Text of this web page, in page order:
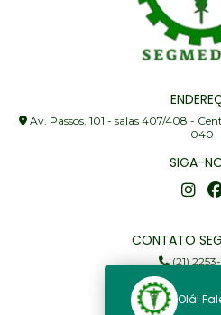
Av. Passos, 101 - salas 407/408 -
040
SIGA-
CONTATO
(21)
(21)
Olá!